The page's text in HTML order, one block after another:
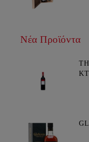
Νέα Προϊόντα